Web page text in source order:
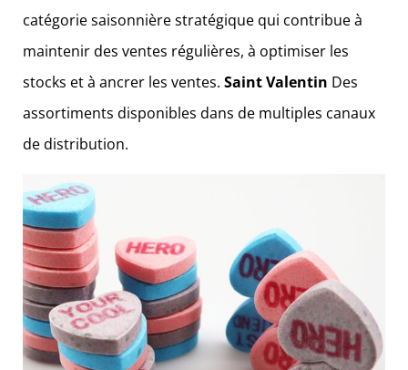
catégorie saisonnière stratégique qui contribue à
maintenir des ventes régulières, à optimiser les
stocks et à ancrer les ventes.Saint Valentin Des
assortiments disponibles dans de multiples canaux
de distribution.